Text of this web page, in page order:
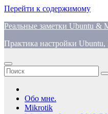
Перейти к содержимому
Реальные заметки Ubuntu &
Практика настройки
Обо мне.
Mikrotik